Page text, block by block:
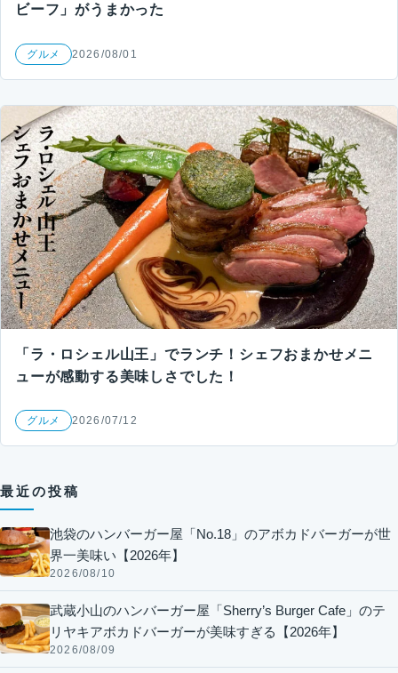
ビーフ」がうまかった
グルメ 2026/08/01
「ラ・ロシェル山王」でランチ！シェフおまかせメニ
ューが感動する美味しさでした！
グルメ 2026/07/12
最近の投稿
池袋のハンバーガー屋「No.18」のアボカドバーガーが世
界一美味い【2026年】
2026/08/10
武蔵小山のハンバーガー屋「Sherry’s Burger Cafe」のテ
リヤキアボカドバーガーが美味すぎる【2026年】
2026/08/09